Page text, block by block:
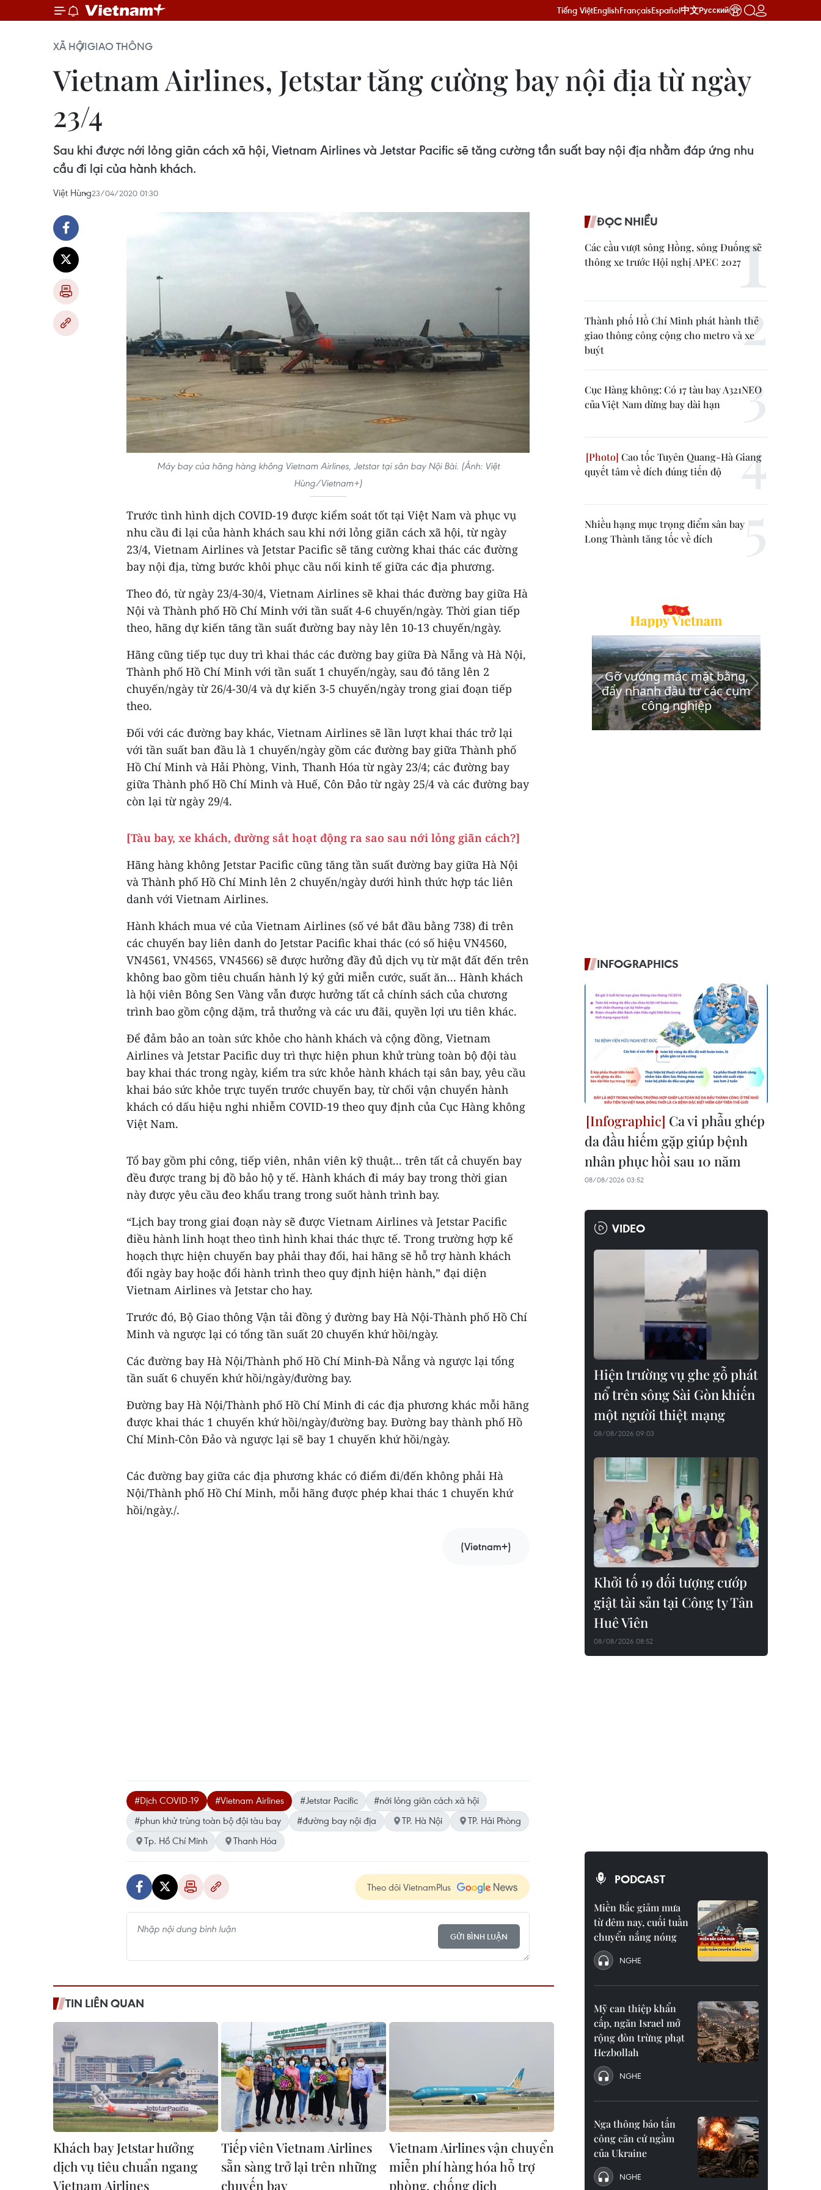
Tiếng ViệtEnglishFrançaisEspañol中文Русский
XÃ HỘIGIAO THÔNG
Vietnam Airlines, Jetstar tăng cường bay nội địa từ ngày
23/4
Sau khi được nới lỏng giãn cách xã hội, Vietnam Airlines và Jetstar Pacific sẽ tăng cường tần suất bay nội địa nhằm đáp ứng nhu
cầu đi lại của hành khách.
Việt Hùng23/04/2020 01:30
Máy bay của hãng hàng không Vietnam Airlines, Jetstar tại sân bay Nội Bài. (Ảnh: Việt
Hùng/Vietnam+)
Trước tình hình dịch COVID-19 được kiểm soát tốt tại Việt Nam và phục vụ
nhu cầu đi lại của hành khách sau khi nới lỏng giãn cách xã hội, từ ngày
23/4, Vietnam Airlines và Jetstar Pacific sẽ tăng cường khai thác các đường
bay nội địa, từng bước khôi phục cầu nối kinh tế giữa các địa phương.
Theo đó, từ ngày 23/4-30/4, Vietnam Airlines sẽ khai thác đường bay giữa Hà
Nội và Thành phố Hồ Chí Minh với tần suất 4-6 chuyến/ngày. Thời gian tiếp
theo, hãng dự kiến tăng tần suất đường bay này lên 10-13 chuyến/ngày.
Hãng cũng tiếp tục duy trì khai thác các đường bay giữa Đà Nẵng và Hà Nội,
Thành phố Hồ Chí Minh với tần suất 1 chuyến/ngày, sau đó tăng lên 2
chuyến/ngày từ 26/4-30/4 và dự kiến 3-5 chuyến/ngày trong giai đoạn tiếp
theo.
Đối với các đường bay khác, Vietnam Airlines sẽ lần lượt khai thác trở lại
với tần suất ban đầu là 1 chuyến/ngày gồm các đường bay giữa Thành phố
Hồ Chí Minh và Hải Phòng, Vinh, Thanh Hóa từ ngày 23/4; các đường bay
giữa Thành phố Hồ Chí Minh và Huế, Côn Đảo từ ngày 25/4 và các đường bay
còn lại từ ngày 29/4.
[Tàu bay, xe khách, đường sắt hoạt động ra sao sau nới lỏng giãn cách?]
Hãng hàng không Jetstar Pacific cũng tăng tần suất đường bay giữa Hà Nội
và Thành phố Hồ Chí Minh lên 2 chuyến/ngày dưới hình thức hợp tác liên
danh với Vietnam Airlines.
Hành khách mua vé của Vietnam Airlines (số vé bắt đầu bằng 738) đi trên
các chuyến bay liên danh do Jetstar Pacific khai thác (có số hiệu VN4560,
VN4561, VN4565, VN4566) sẽ được hưởng đầy đủ dịch vụ từ mặt đất đến trên
không bao gồm tiêu chuẩn hành lý ký gửi miễn cước, suất ăn... Hành khách
là hội viên Bông Sen Vàng vẫn được hưởng tất cả chính sách của chương
trình bao gồm cộng dặm, trả thưởng và các ưu đãi, quyền lợi ưu tiên khác.
Để đảm bảo an toàn sức khỏe cho hành khách và cộng đồng, Vietnam
Airlines và Jetstar Pacific duy trì thực hiện phun khử trùng toàn bộ đội tàu
bay khai thác trong ngày, kiểm tra sức khỏe hành khách tại sân bay, yêu cầu
khai báo sức khỏe trực tuyến trước chuyến bay, từ chối vận chuyển hành
khách có dấu hiệu nghi nhiễm COVID-19 theo quy định của Cục Hàng không
Việt Nam.
Tổ bay gồm phi công, tiếp viên, nhân viên kỹ thuật... trên tất cả chuyến bay
đều được trang bị đồ bảo hộ y tế. Hành khách đi máy bay trong thời gian
này được yêu cầu đeo khẩu trang trong suốt hành trình bay.
“Lịch bay trong giai đoạn này sẽ được Vietnam Airlines và Jetstar Pacific
điều hành linh hoạt theo tình hình khai thác thực tế. Trong trường hợp kế
hoạch thực hiện chuyến bay phải thay đổi, hai hãng sẽ hỗ trợ hành khách
đổi ngày bay hoặc đổi hành trình theo quy định hiện hành,” đại diện
Vietnam Airlines và Jetstar cho hay.
Trước đó, Bộ Giao thông Vận tải đồng ý đường bay Hà Nội-Thành phố Hồ Chí
Minh và ngược lại có tổng tần suất 20 chuyến khứ hồi/ngày.
Các đường bay Hà Nội/Thành phố Hồ Chí Minh-Đà Nẵng và ngược lại tổng
tần suất 6 chuyến khứ hồi/ngày/đường bay.
Đường bay Hà Nội/Thành phố Hồ Chí Minh đi các địa phương khác mỗi hãng
được khai thác 1 chuyến khứ hồi/ngày/đường bay. Đường bay thành phố Hồ
Chí Minh-Côn Đảo và ngược lại sẽ bay 1 chuyến khứ hồi/ngày.
Các đường bay giữa các địa phương khác có điểm đi/đến không phải Hà
Nội/Thành phố Hồ Chí Minh, mỗi hãng được phép khai thác 1 chuyến khứ
hồi/ngày./.
(Vietnam+)
#Dịch COVID-19 #Vietnam Airlines #Jetstar Pacific
#nới lỏng giãn cách xã hội
#phun khử trùng toàn bộ đội tàu bay
#đường bay nội địa TP. Hà Nội
TP. Hải Phòng
Tp. Hồ Chí Minh
Thanh Hóa
Theo dõi VietnamPlus
GỬI BÌNH LUẬN
TIN LIÊN QUAN
Khách bay Jetstar hưởng
dịch vụ tiêu chuẩn ngang
Vietnam Airlines
Tiếp viên Vietnam Airlines
sẵn sàng trở lại trên những
chuyến bay
Vietnam Airlines vận chuyển
miễn phí hàng hóa hỗ trợ
phòng, chống dịch
ĐỌC NHIỀU
Các cầu vượt sông Hồng, sông Đuống sẽ
thông xe trước Hội nghị APEC 2027
Thành phố Hồ Chí Minh phát hành thẻ
giao thông công cộng cho metro và xe
buýt
Cục Hàng không: Có 17 tàu bay A321NEO
của Việt Nam dừng bay dài hạn
Cao tốc Tuyên Quang-Hà Giang
quyết tâm về đích đúng tiến độ
Nhiều hạng mục trọng điểm sân bay
Long Thành tăng tốc về đích
INFOGRAPHICS
Ca vi phẫu ghép
da đầu hiếm gặp giúp bệnh
nhân phục hồi sau 10 năm
08/08/2026 03:52
VIDEO
Hiện trường vụ ghe gỗ phát
nổ trên sông Sài Gòn khiến
một người thiệt mạng
08/08/2026 09:03
Khởi tố 19 đối tượng cướp
giật tài sản tại Công ty Tân
Huê Viên
08/08/2026 08:52
PODCAST
Miền Bắc giảm mưa
từ đêm nay, cuối tuần
chuyển nắng nóng
NGHE
Mỹ can thiệp khẩn
cấp, ngăn Israel mở
rộng đòn trừng phạt
Hezbollah
NGHE
Nga thông báo tấn
công căn cứ ngầm
của Ukraine
NGHE